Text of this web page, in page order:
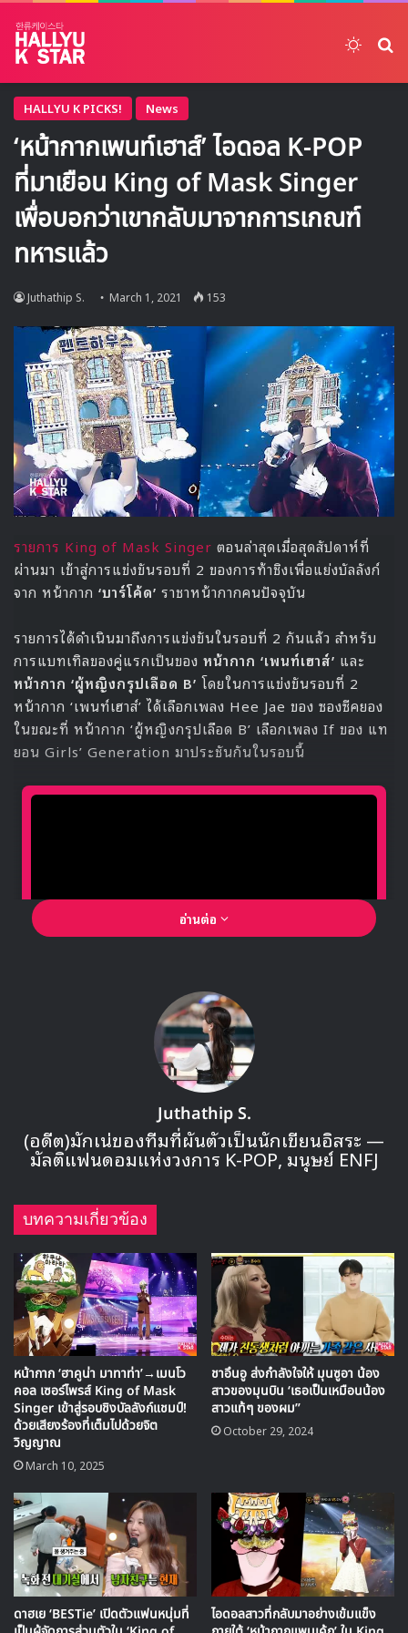
HALLYU K PICKS! News
‘หน้ากากเพนท์เฮาส์’ ไอดอล K-POP
ที่มาเยือน King of Mask Singer
เพื่อบอกว่าเขากลับมาจากการเกณฑ์
ทหารแล้ว
Juthathip S. March 1, 2021 153
รายการ King of Mask Singer ตอนล่าสุดเมื่อสุดสัปดาห์ที่
ผ่านมา เข้าสู่การแข่งขันรอบที่ 2 ของการท้าชิงเพื่อแย่งบัลลังก์
จาก หน้ากาก ‘บาร์โค้ด’ ราชาหน้ากากคนปัจจุบัน
รายการได้ดำเนินมาถึงการแข่งขันในรอบที่ 2 กันแล้ว สำหรับ
การแบทเทิลของคู่แรกเป็นของ หน้ากาก ‘เพนท์เฮาส์’ และ
หน้ากาก ‘ผู้หญิงกรุปเลือด B’ โดยในการแข่งขันรอบที่ 2
หน้ากาก ‘เพนท์เฮาส์’ ได้เลือกเพลง Hee Jae ของ ซองซีคยอง
ในขณะที่ หน้ากาก ‘ผู้หญิงกรุปเลือด B’ เลือกเพลง If ของ แท
ยอน Girls’ Generation มาประชันกันในรอบนี้
🎙GYUBIN ปลื้มเมืองไทยขนาดไหน? ถึงกลับมาถ่าย
MV เพลงใหม่ LIKE U 100 ที่กรุงเทพ
▶ คลิกดูสัมภาษณ์พิเศษ
https://www.youtube.com/watch?
v=ve7kgaLu7uI&feature=emb_title
โดยผู้ที่ชนะเข้าไปถึงรอบที่ 3 ได้แก่ หน้ากาก ‘เพนท์เฮาส์’ ที่จะ
เข้าไปเจอกับหน้ากาก ‘เป็ดหิมะ’ ซึ่งในรอบนี้ หน้ากาก ‘เพนท์
เฮาส์’ ได้เลือกเพลง Flower Way ของ คิมเซจอง ที่ได้สร้าง
ความประทับใจให้กับคณะกรรมการด้วยพลังเสียงของเขา ใน
ขณะที่ หน้ากาก ‘เป็ดหิมะ’ เลือกเพลง Alone in Love ของ คิ
มกอนโม มาแสดงพร้อมกับถ่ายทอดความหมายของเพลงที่เกี่ยว
กับการเลิกราออกมาได้ถึงอารมณ์
อ่านต่อ
Juthathip S.
(อดีต)มักเน่ของทีมที่ผันตัวเป็นนักเขียนอิสระ —
มัลติแฟนดอมแห่งวงการ K-POP, มนุษย์ ENFJ
บทความเกี่ยวข้อง
หน้ากาก ‘ฮาคูน่า มาทาท่า’→เมนโว
คอล เซอร์ไพรส์ King of Mask
Singer เข้าสู่รอบชิงบัลลังก์แชมป์!
ด้วยเสียงร้องที่เต็มไปด้วยจิต
วิญญาณ
March 10, 2025
ชาอึนอู ส่งกำลังใจให้ มุนซูอา น้อง
สาวของมุนบิน ‘เธอเป็นเหมือนน้อง
สาวแท้ๆ ของผม”
October 29, 2024
ดาฮเย ‘BESTie’ เปิดตัวแฟนหนุ่มที่
ไอดอลสาวที่กลับมาอย่างเข้มแข็ง